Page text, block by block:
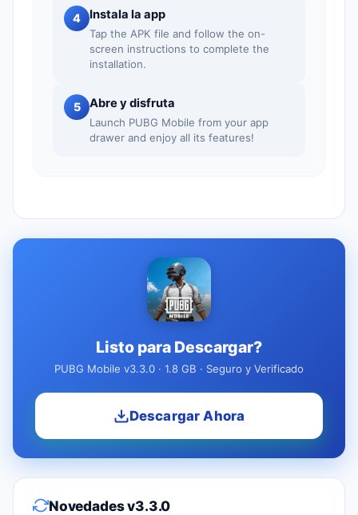
4 Instala la app
Tap the APK file and follow the on-
screen instructions to complete the
installation.
5 Abre y disfruta
Launch PUBG Mobile from your app
drawer and enjoy all its features!
Listo para Descargar?
PUBG Mobile v3.3.0 · 1.8 GB · Seguro y Verificado
Descargar Ahora
Novedades v3.3.0